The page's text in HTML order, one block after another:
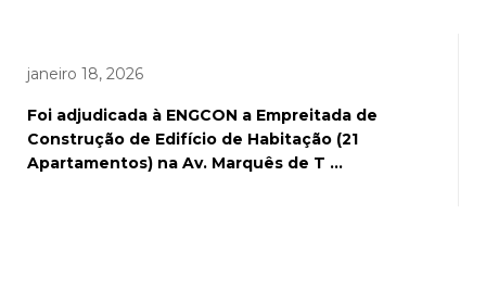
janeiro 18, 2026
Foi adjudicada à ENGCON a Empreitada de
Construção de Edifício de Habitação (21
Apartamentos) na Av. Marquês de T ...